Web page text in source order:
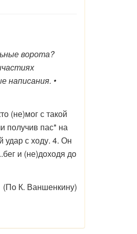
ворота?
написания. •
(не)мог с такой
получив пас* на
с ходу. 4. Он
и (не)доходя до
(По К. Ваншенкину)